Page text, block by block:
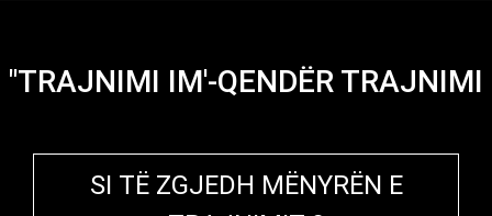
"TRAJNIMI IM'-QENDËR TRAJNIMI
SI TË ZGJEDH MËNYRËN E